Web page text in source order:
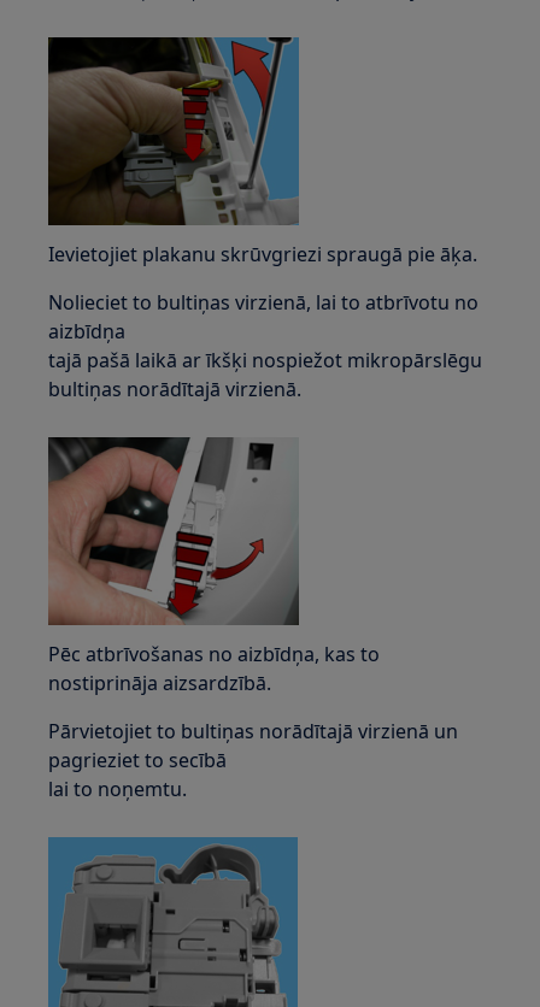
Ievietojiet plakanu skrūvgriezi spraugā pie āķa.
Nolieciet to bultiņas virzienā, lai to atbrīvotu no
aizbīdņa
tajā pašā laikā ar īkšķi nospiežot mikropārslēgu
bultiņas norādītajā virzienā.
Pēc atbrīvošanas no aizbīdņa, kas to
nostiprināja aizsardzībā.
Pārvietojiet to bultiņas norādītajā virzienā un
pagrieziet to secībā
lai to noņemtu.